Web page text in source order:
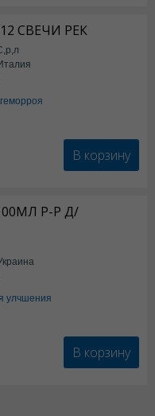
СВЕЧИ РЕК
В корзину
Р-Р Д/
улчшения
В корзину